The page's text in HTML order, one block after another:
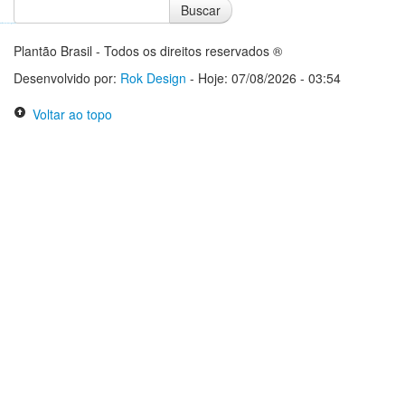
Buscar
Plantão Brasil - Todos os direitos reservados ®
Desenvolvido por: Rok Design - Hoje: 07/08/2026 - 03:54
Voltar ao topo